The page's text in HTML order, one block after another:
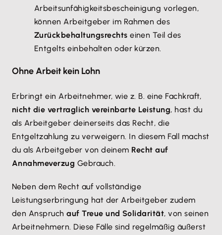
Arbeitsunfähigkeitsbescheinigung vorlegen,
können Arbeitgeber im Rahmen des
Zurückbehaltungsrechts einen Teil des
Entgelts einbehalten oder kürzen.
Ohne Arbeit kein Lohn
Erbringt ein Arbeitnehmer, wie z. B. eine Fachkraft,
nicht die vertraglich vereinbarte Leistung, hast du
als Arbeitgeber deinerseits das Recht, die
Entgeltzahlung zu verweigern. In diesem Fall machst
du als Arbeitgeber von deinem Recht auf
Annahmeverzug Gebrauch.
Neben dem Recht auf vollständige
Leistungserbringung hat der Arbeitgeber zudem
den Anspruchauf Treue und Solidarität, von seinen
Arbeitnehmern. Diese Fälle sind regelmäßig äußerst